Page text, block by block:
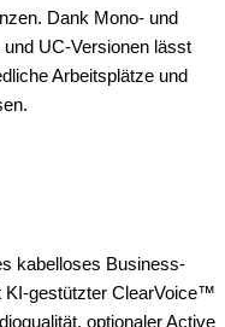
Dank Mono- und
UC-Versionen lässt
Arbeitsplätze und
kabelloses Business-
KI-gestützter ClearVoice™
optionaler Active